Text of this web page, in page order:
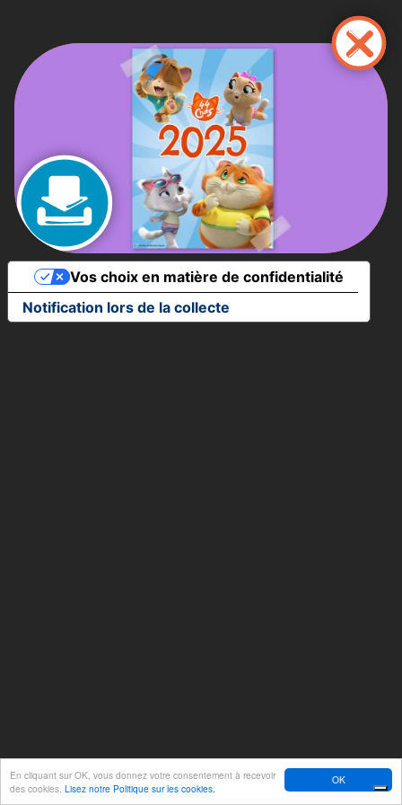
OK
En cliquant sur OK, vous donnez votre consentement à recevoir
des cookies. Lisez notre Politique sur les cookies.
contenu
principal
Notification lors de la collecte
Vos choix en matière de confidentialité